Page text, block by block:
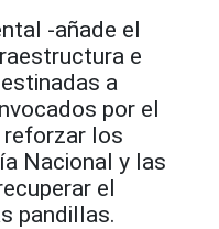
-añade el
e
a
por el
reforzar los
Nacional y las
el
pandillas.